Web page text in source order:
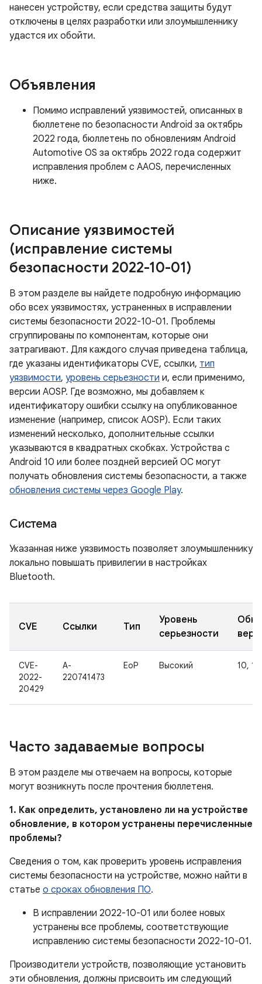
нанесен устройству, если средства защиты будут
отключены в целях разработки или злоумышленнику
удастся их обойти.
Объявления
Помимо исправлений уязвимостей, описанных в
бюллетене по безопасности Android за октябрь
2022 года, бюллетень по обновлениям Android
Automotive OS за октябрь 2022 года содержит
исправления проблем с AAOS, перечисленных
ниже.
Описание уязвимостей
(исправление системы
безопасности 2022-10-01)
В этом разделе вы найдете подробную информацию
обо всех уязвимостях, устраненных в исправлении
системы безопасности 2022-10-01. Проблемы
сгруппированы по компонентам, которые они
затрагивают. Для каждого случая приведена таблица,
где указаны идентификаторы CVE, ссылки, тип
уязвимости, уровень серьезности и, если применимо,
версии AOSP. Где возможно, мы добавляем к
идентификатору ошибки ссылку на опубликованное
изменение (например, список AOSP). Если таких
изменений несколько, дополнительные ссылки
указываются в квадратных скобках. Устройства с
Android 10 или более поздней версией ОС могут
получать обновления системы безопасности, а также
обновления системы через Google Play.
Система
Указанная ниже уязвимость позволяет злоумышленнику
локально повышать привилегии в настройках
Bluetooth.
CVE Ссылки Тип
Уровень
серьезности
CVE-
2022-
20429
A-
220741473
EoP Высокий 10,
Часто задаваемые вопросы
В этом разделе мы отвечаем на вопросы, которые
могут возникнуть после прочтения бюллетеня.
1. Как определить, установлено ли на устройстве
обновление, в котором устранены перечисленные
проблемы?
Сведения о том, как проверить уровень исправления
системы безопасности на устройстве, можно найти в
статье о сроках обновления ПО.
В исправлении 2022-10-01 или более новых
устранены все проблемы, соответствующие
исправлению системы безопасности 2022-10-01.
Производители устройств, позволяющие установить
эти обновления, должны присвоить им следующий